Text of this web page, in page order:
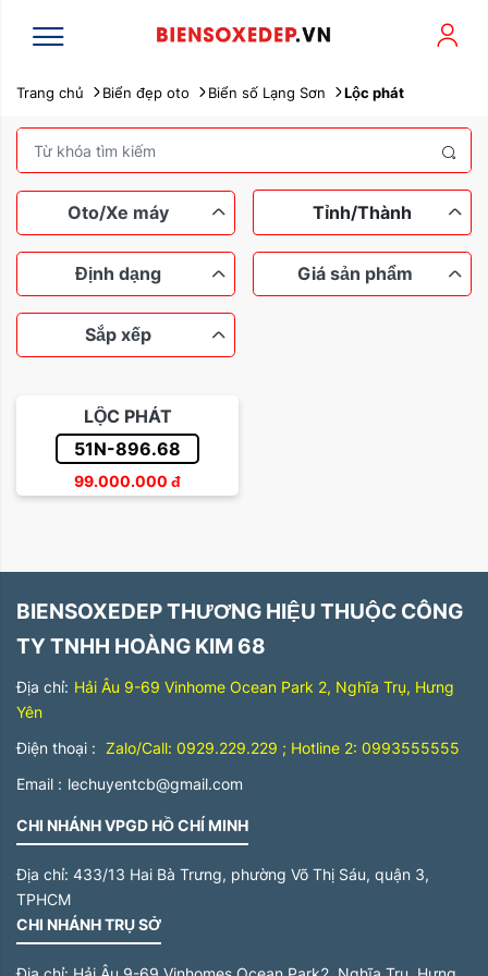
Trang chủ Biển đẹp oto Biển số Lạng Sơn Lộc phát
Oto/Xe máy
Xe máy Ô tô
Tỉnh/Thành
Định dạng
Lộc phát Thần tài
Sảnh rồng Dễ nhớ
Giá sản phẩm
Từ 100 đến 200 triệu
Từ 200 đến 500 triệu
Sắp xếp
Sắp xếp theo tên
Sắp xếp theo giá tăng dần
LỘC PHÁT
51N-896.68
99.000.000 đ
BIENSOXEDEP THƯƠNG HIỆU THUỘC CÔNG
TY TNHH HOÀNG KIM 68
Địa chỉ: Hải Âu 9-69 Vinhome Ocean Park 2, Nghĩa Trụ, Hưng
Yên
Điện thoại : Zalo/Call: 0929.229.229 ; Hotline 2: 0993555555
Email : lechuyentcb@gmail.com
CHI NHÁNH VPGD HỒ CHÍ MINH
Địa chỉ: 433/13 Hai Bà Trưng, phường Võ Thị Sáu, quận 3,
TPHCM
CHI NHÁNH TRỤ SỞ